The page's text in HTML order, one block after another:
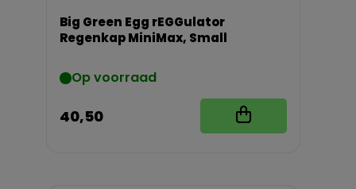
Big Green Egg rEGGulator
Regenkap MiniMax, Small
Op voorraad
40,50